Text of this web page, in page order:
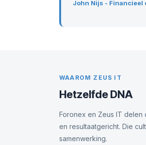
John Nijs - Financieel
WAAROM ZEUS IT
Hetzelfde DNA
Foronex en Zeus IT
en resultaatgericht. Die
samenwerking.